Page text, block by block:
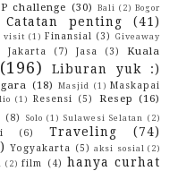
dan Guru Tak Lagi Di...
kesehatan
Dirajai Media Sekuler
Impian Saya
challenge (30) Bali (2) Bogor
Catatan penting (41)
visit (1) Finansial (3)
Giveaway
Jakarta (7) Jasa (3)
Kuala
(196)
Liburan yuk :)
(18) Masjid (1) Maskapai
(1) Resensi (5) Resep (16)
(8) Solo (1) Sulawesi Selatan (2)
(6) Traveling
(74)
Yogyakarta (5) aksi sosial (2)
(2) film (4) hanya curhat